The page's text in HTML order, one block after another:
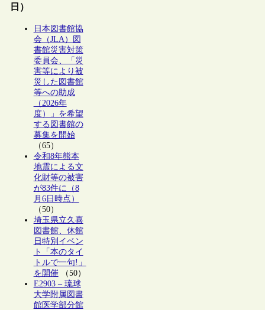
日）
日本図書館協
会（JLA）図
書館災害対策
委員会、「災
害等により被
災した図書館
等への助成
（2026年
度）」を希望
する図書館の
募集を開始
（65）
令和8年熊本
地震による文
化財等の被害
が83件に（8
月6日時点）
（50）
埼玉県立久喜
図書館、休館
日特別イベン
ト「本のタイ
トルで一句!」
を開催（50）
E2903 – 琉球
大学附属図書
館医学部分館